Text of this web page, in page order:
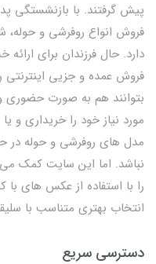
پیش گرفتند. با بازنشستگی
فروش عمده و جزیی اینترنتی
بتوانند هم به صورت
مورد نیاز خود را خریداری و
مدل های روفرشی و حوله در
نباشد. اما این سایت کمک می
را با استفاده از عکس های با
انتخاب بهتری متناسب با
دسترسی سریع